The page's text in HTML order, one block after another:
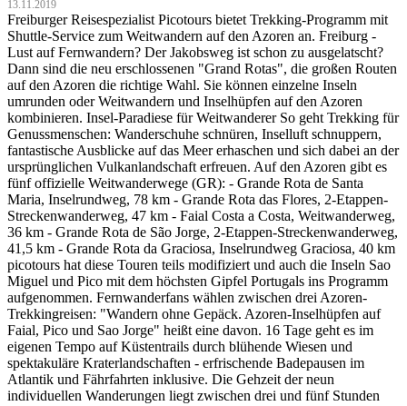
13.11.2019
Freiburger Reisespezialist Picotours bietet Trekking-Programm mit
Shuttle-Service zum Weitwandern auf den Azoren an. Freiburg -
Lust auf Fernwandern? Der Jakobsweg ist schon zu ausgelatscht?
Dann sind die neu erschlossenen "Grand Rotas", die großen Routen
auf den Azoren die richtige Wahl. Sie können einzelne Inseln
umrunden oder Weitwandern und Inselhüpfen auf den Azoren
kombinieren. Insel-Paradiese für Weitwanderer So geht Trekking für
Genussmenschen: Wanderschuhe schnüren, Inselluft schnuppern,
fantastische Ausblicke auf das Meer erhaschen und sich dabei an der
ursprünglichen Vulkanlandschaft erfreuen. Auf den Azoren gibt es
fünf offizielle Weitwanderwege (GR): - Grande Rota de Santa
Maria, Inselrundweg, 78 km - Grande Rota das Flores, 2-Etappen-
Streckenwanderweg, 47 km - Faial Costa a Costa, Weitwanderweg,
36 km - Grande Rota de São Jorge, 2-Etappen-Streckenwanderweg,
41,5 km - Grande Rota da Graciosa, Inselrundweg Graciosa, 40 km
picotours hat diese Touren teils modifiziert und auch die Inseln Sao
Miguel und Pico mit dem höchsten Gipfel Portugals ins Programm
aufgenommen. Fernwanderfans wählen zwischen drei Azoren-
Trekkingreisen: "Wandern ohne Gepäck. Azoren-Inselhüpfen auf
Faial, Pico und Sao Jorge" heißt eine davon. 16 Tage geht es im
eigenen Tempo auf Küstentrails durch blühende Wiesen und
spektakuläre Kraterlandschaften - erfrischende Badepausen im
Atlantik und Fährfahrten inklusive. Die Gehzeit der neun
individuellen Wanderungen liegt zwischen drei und fünf Stunden